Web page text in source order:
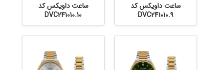
ساعت داویکس کد
DVC241010.9
ساعت داویکس کد
DVC241010.10